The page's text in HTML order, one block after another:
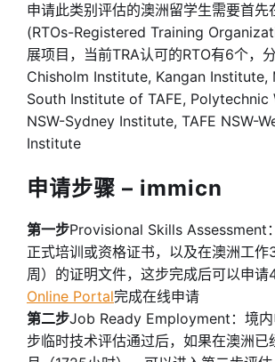
申请此类别评估的澳洲留学生需要首先
(RTOs-Registered Training
展项目，当前TRA认可的RTO有6个，分
Chisholm Institute, Kangan
South Institute of TAFE, Polytechnic
NSW-Sydney Institute, TAFE NSW-
Institute
申请步骤 – immicn
第一步Provisional Skills Assessment
正式培训或资格证书，以及在澳洲工作
周）的证明文件，这步完成后可以申
Online Portal完成在线申请
第二步Job Ready Employment：境内
步临时技术评估通过后，如果在澳洲已